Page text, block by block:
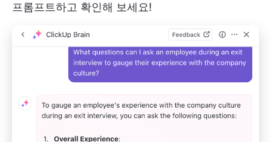
프롬프트하고 확인해 보세요!